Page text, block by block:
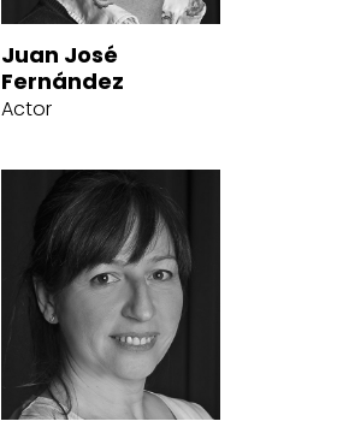
Juan José
Fernández
Actor